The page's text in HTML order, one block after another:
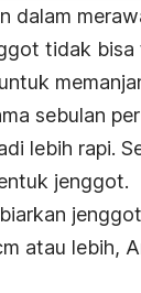
dalam
tidak bisa
sebulan
lebih rapi.
jenggot.
atau lebih,